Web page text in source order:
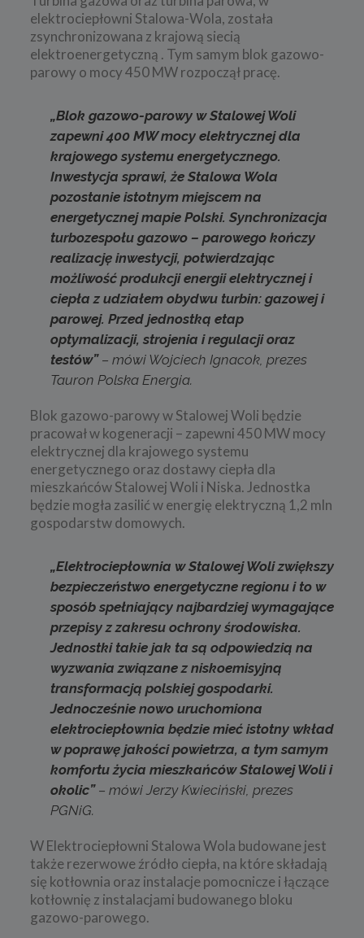
elektrociepłowni Stalowa-Wola, została
zsynchronizowana z krajową siecią
elektroenergetyczną . Tym samym blok gazowo-
parowy o mocy 450 MW rozpoczął pracę.
„Blok gazowo-parowy w Stalowej Woli
zapewni 400 MW mocy elektrycznej dla
krajowego systemu energetycznego.
Inwestycja sprawi, że Stalowa Wola
pozostanie istotnym miejscem na
energetycznej mapie Polski. Synchronizacja
turbozespołu gazowo – parowego kończy
realizację inwestycji, potwierdzając
możliwość produkcji energii elektrycznej i
ciepła z udziałem obydwu turbin: gazowej i
parowej. Przed jednostką etap
optymalizacji, strojenia i regulacji oraz
testów”– mówi Wojciech Ignacok, prezes
Tauron Polska Energia.
Blok gazowo-parowy w Stalowej Woli będzie
pracował w kogeneracji – zapewni 450 MW mocy
elektrycznej dla krajowego systemu
energetycznego oraz dostawy ciepła dla
mieszkańców Stalowej Woli i Niska. Jednostka
będzie mogła zasilić w energię elektryczną 1,2 mln
gospodarstw domowych.
„Elektrociepłownia w Stalowej Woli zwiększy
bezpieczeństwo energetyczne regionu i to w
sposób spełniający najbardziej wymagające
przepisy z zakresu ochrony środowiska.
Jednostki takie jak ta są odpowiedzią na
wyzwania związane z niskoemisyjną
transformacją polskiej gospodarki.
Jednocześnie nowo uruchomiona
elektrociepłownia będzie mieć istotny wkład
w poprawę jakości powietrza, a tym samym
komfortu życia mieszkańców Stalowej Woli i
okolic”– mówi Jerzy Kwieciński, prezes
PGNiG.
W Elektrociepłowni Stalowa Wola budowane jest
także rezerwowe źródło ciepła, na które składają
się kotłownia oraz instalacje pomocnicze i łączące
kotłownię z instalacjami budowanego bloku
gazowo-parowego.